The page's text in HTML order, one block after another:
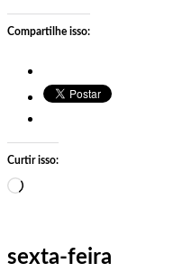
Compartilhe isso:
Curtir isso:
Carregando…
sexta-feira